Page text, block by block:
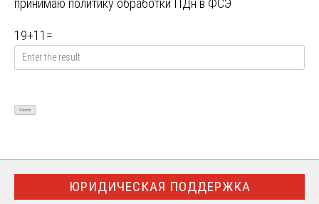
принимаю политику обработки ПДн в ФСЭ
19+11 =
ЮРИДИЧЕСКАЯ ПОДДЕРЖКА